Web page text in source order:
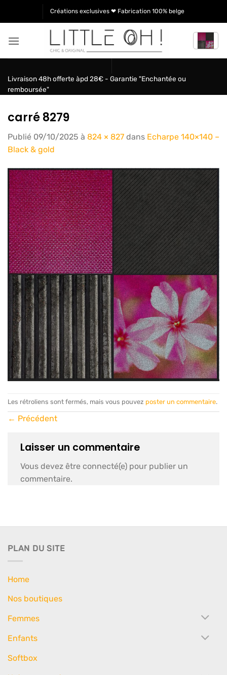
Créations exclusives ❤ Fabrication 100% belge
Livraison 48h offerte àpd 28€ - Garantie "Enchantée ou
remboursée"
carré 8279
Publié 09/10/2025 à 824 × 827 dans Echarpe 140×140 –
Black & gold
Les rétroliens sont fermés, mais vous pouvez poster un commentaire.
← Précédent
Laisser un commentaire
Vous devez être connecté(e) pour publier un
commentaire.
PLAN DU SITE
Home
Nos boutiques
Femmes
Enfants
Softbox